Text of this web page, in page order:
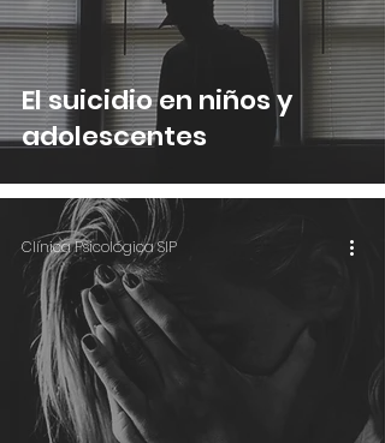
El suicidio en niños y
adolescentes
Clínica Psicológica SIP